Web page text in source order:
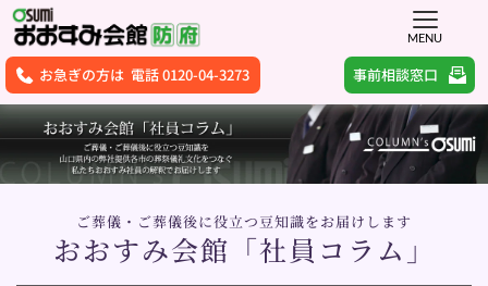
MENU
お急ぎの方は 電話 0120-04-3273 事前相談窓口
ご葬儀・ご葬儀後に役立つ豆知識をお届けします
おおすみ会館「社員コラム」